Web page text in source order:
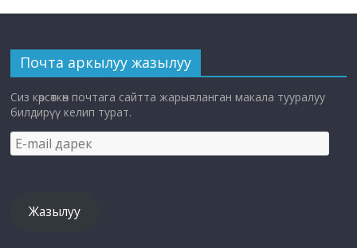
Почта аркылуу жазылуу
Сиз көрсөткөн почтага сайтта жарыяланган макала тууралуу
билдирүү келип турат.
E-
mail
Жазылуу